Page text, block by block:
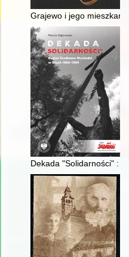
Grajewo i jego
Dekada "Solidarności" :